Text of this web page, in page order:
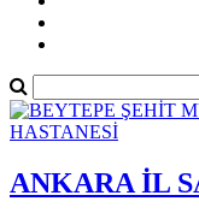
ANKARA İL